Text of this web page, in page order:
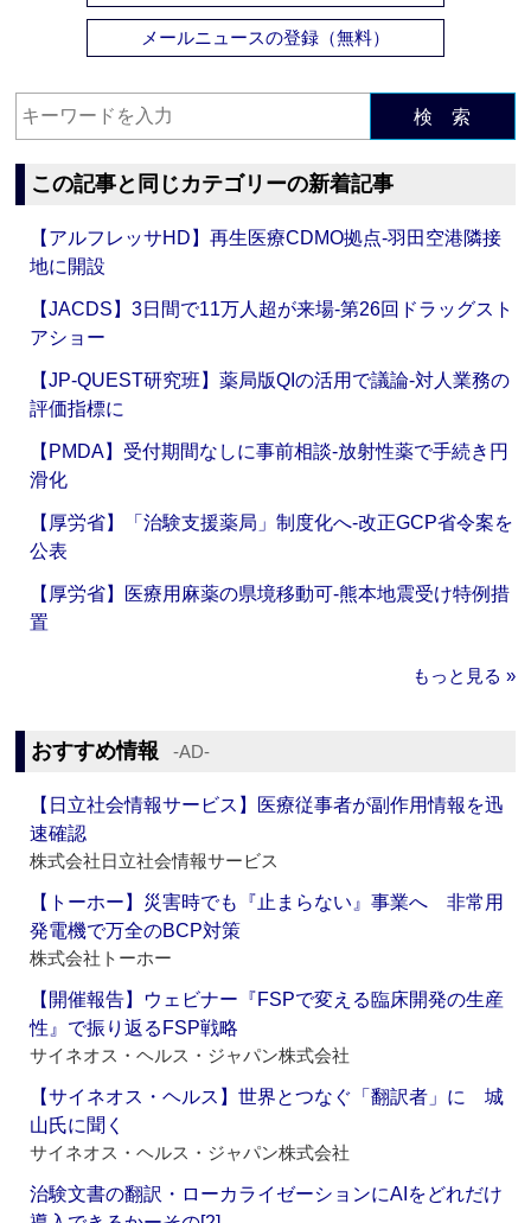
メールニュースの登録（無料）
検 索
この記事と同じカテゴリーの新着記事
【アルフレッサHD】再生医療CDMO拠点‐羽田空港隣接
地に開設
【JACDS】3日間で11万人超が来場‐第26回ドラッグスト
アショー
【JP-QUEST研究班】薬局版QIの活用で議論‐対人業務の
評価指標に
【PMDA】受付期間なしに事前相談‐放射性薬で手続き円
滑化
【厚労省】「治験支援薬局」制度化へ‐改正GCP省令案を
公表
【厚労省】医療用麻薬の県境移動可‐熊本地震受け特例措
置
もっと見る »
おすすめ情報 ‐AD‐
【日立社会情報サービス】医療従事者が副作用情報を迅
速確認
株式会社日立社会情報サービス
【トーホー】災害時でも『止まらない』事業へ 非常用
発電機で万全のBCP対策
株式会社トーホー
【開催報告】ウェビナー『FSPで変える臨床開発の生産
性』で振り返るFSP戦略
サイネオス・ヘルス・ジャパン株式会社
【サイネオス・ヘルス】世界とつなぐ「翻訳者」に 城
山氏に聞く
サイネオス・ヘルス・ジャパン株式会社
治験文書の翻訳・ローカライゼーションにAIをどれだけ